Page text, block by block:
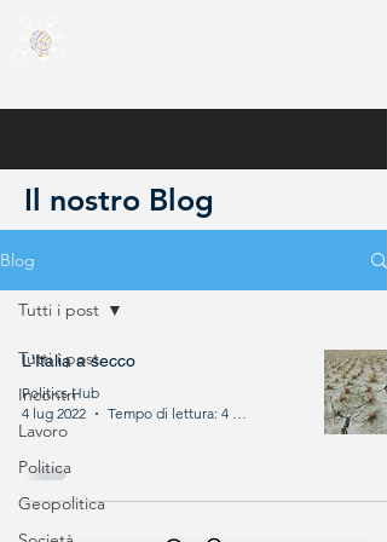
Il nostro Blog
Blog
Tutti i post
Incontri
Lavoro
Politica
Geopolitica
Tutti i post
L'Italia a secco
Politics Hub
4 lug 2022
Tempo di lettura: 4 min